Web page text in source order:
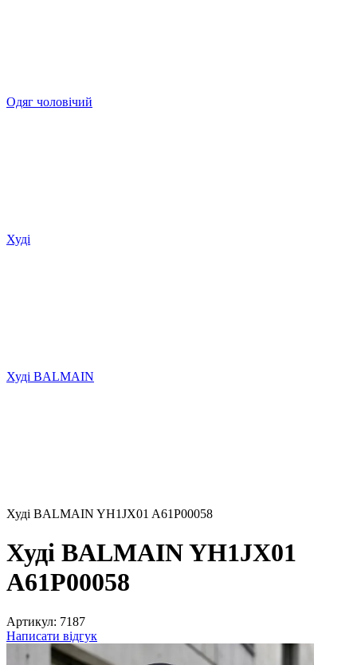
Одяг чоловічий
Худі
Худі BALMAIN
Худі BALMAIN YH1JX01 A61P00058
Худі BALMAIN YH1JX01
A61P00058
Артикул: 7187
Написати відгук